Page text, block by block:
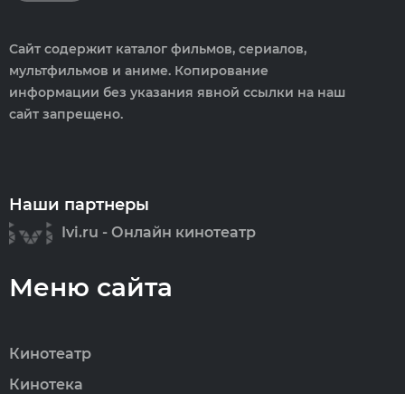
Сайт содержит каталог фильмов, сериалов,
мультфильмов и аниме. Копирование
информации без указания явной ссылки на наш
сайт запрещено.
Наши партнеры
Ivi.ru - Онлайн кинотеатр
Меню сайта
Кинотеатр
Кинотека